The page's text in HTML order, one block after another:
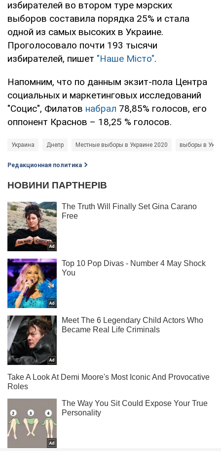
избирателей во втором туре мэрских
выборов составила порядка 25% и стала
одной из самых высоких в Украине.
Проголосовало почти 193 тысячи
избирателей, пишет "Наше Місто".
Напомним, что по данным экзит-пола Центра
социальных и маркетинговых исследований
"Социс", Филатов набрал 78,85% голосов, его
оппонент Краснов – 18,25 % голосов.
Украина Днепр Местные выборы в Украине 2020 выборы в
Редакционная политика